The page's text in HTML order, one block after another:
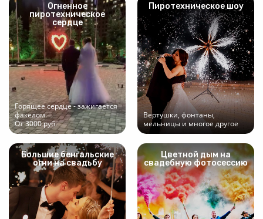
Огненное
пиротехническое
сердце
Горящее сердце - зажигается
факелом.
От 3000 руб.
Пиротехническое шоу
Вертушки, фонтаны,
мельницы и многое другое
Большие бенгальские
огни на свадьбу
Цветной дым на
свадебную фотосессию